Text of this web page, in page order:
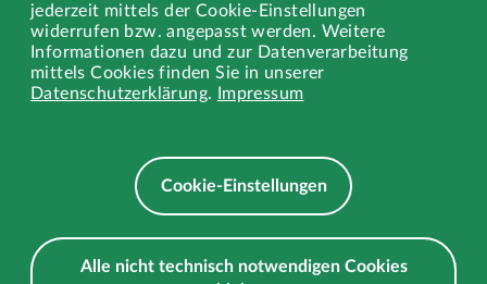
jederzeit mittels der Cookie-Einstellungen
widerrufen bzw. angepasst werden. Weitere
Informationen dazu und zur Datenverarbeitung
mittels Cookies finden Sie in unserer
Datenschutzerklärung. Impressum
Cookie-Einstellungen
Alle nicht technisch notwendigen Cookies
Rechtliches
Impressum
Datenschutz